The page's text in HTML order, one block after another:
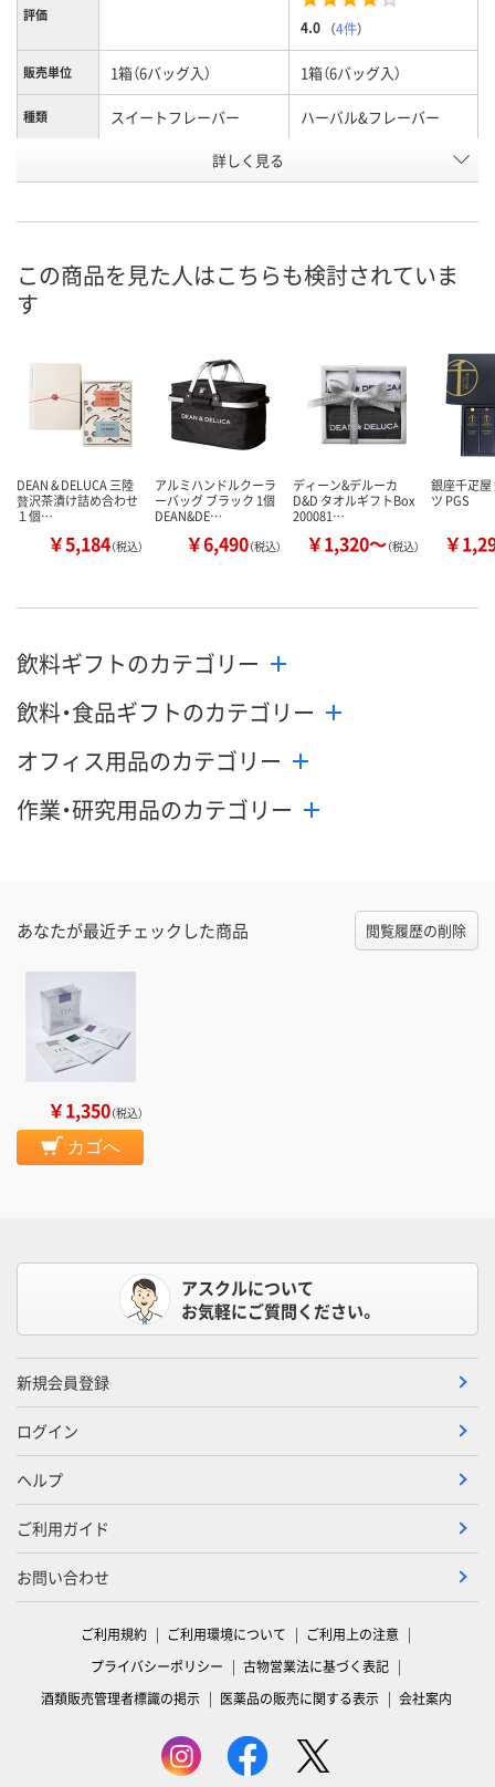
評価
4.0 （4件）
販売単位 1箱（6バッグ入） 1箱（6バッグ入）
種類 スイートフレーバー ハーバル&フレーバー
お届け日 8月11日（火） 8月11日（火）
カゴへ カゴへ
詳しく見る
この商品を見た人はこちらも検討されていま
す
DEAN & DELUCA 三陸
贅沢茶漬け詰め合わせ
１個…
￥5,184（税込）
アルミハンドルクーラ
ーバッグ ブラック 1個
DEAN&DE…
￥6,490（税込）
ディーン&デルーカ
D&D タオルギフトBox
200081…
￥1,320～（税込）
銀座千疋
ツ PGS
￥
飲料ギフトのカテゴリー
飲料・食品ギフトのカテゴリー
オフィス用品のカテゴリー
作業・研究用品のカテゴリー
あなたが最近チェックした商品 閲覧履歴の削除
￥1,350（税込）
カゴへ
アスクルについて
お気軽にご質問ください。
新規会員登録
ログイン
ヘルプ
ご利用ガイド
お問い合わせ
ご利用規約 ご利用環境について
ご利用上の注意
プライバシーポリシー
古物営業法に基づく表記
酒類販売管理者標識の掲示
医薬品の販売に関する表示 会社案内